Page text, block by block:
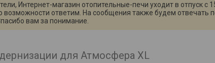
Интернет-магазин отопительные-печи уходит в отпуск с
возможности ответим. На сообщения также будем отвечать
вам за понимание.
для Атмосфера XL